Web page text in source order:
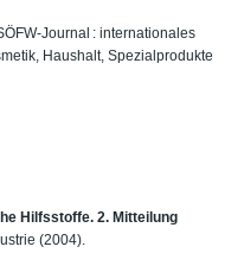
Journal : internationales
Haushalt, Spezialprodukte
Hilfsstoffe. 2. Mitteilung
(2004).